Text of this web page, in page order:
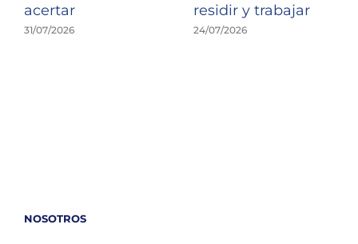
acertar
31/07/2026
residir y trabajar
24/07/2026
NOSOTROS